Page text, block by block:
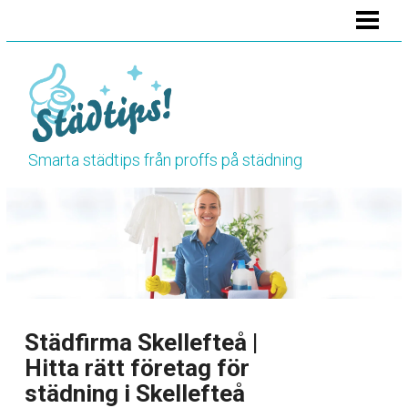
STÄDA KÖKET
STÄDA TOALETTEN
Smarta städtips från proffs på städning
Städfirma Skellefteå |
Hitta rätt företag för
städning i Skellefteå